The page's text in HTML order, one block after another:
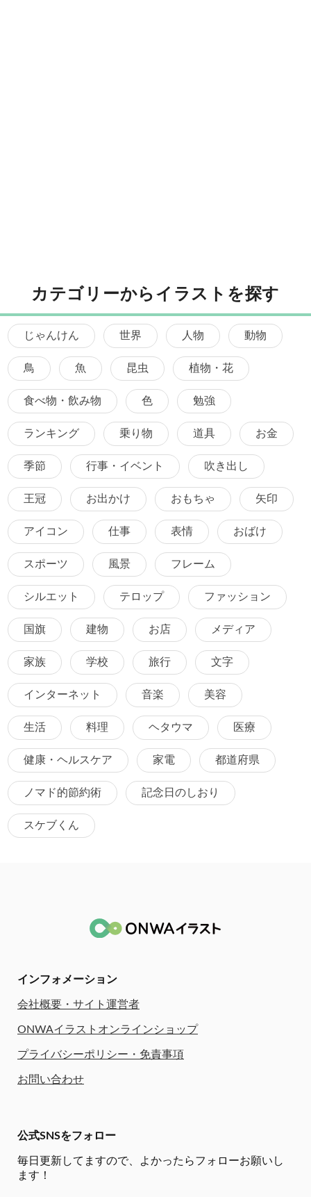
カテゴリーからイラストを探す
じゃんけん 世界 人物 動物
鳥 魚 昆虫 植物・花
食べ物・飲み物 色 勉強
ランキング 乗り物 道具 お金
季節 行事・イベント 吹き出し
王冠 お出かけ おもちゃ 矢印
アイコン 仕事 表情 おばけ
スポーツ 風景 フレーム
シルエット テロップ ファッション
国旗 建物 お店 メディア
家族 学校 旅行 文字
インターネット 音楽 美容
生活 料理 ヘタウマ 医療
健康・ヘルスケア 家電 都道府県
ノマド的節約術 記念日のしおり
スケブくん
インフォメーション
会社概要・サイト運営者
ONWAイラストオンラインショップ
プライバシーポリシー・免責事項
お問い合わせ
公式SNSをフォロー
毎日更新してますので、
よかったらフォローお願いし
ます！